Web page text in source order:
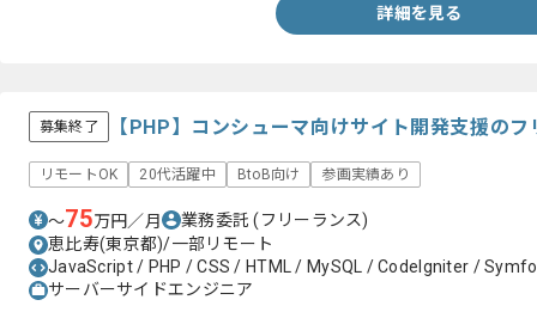
詳細を見る
募集終了 【PHP】コンシューマ向けサイト開発支援の
リモートOK 20代活躍中 BtoB向け 参画実績あり
〜75万円／月 業務委託(フリーランス)
恵比寿(東京都)/一部リモート
JavaScript / PHP / CSS / HTML / MySQL / CodeIgniter /
サーバーサイドエンジニア